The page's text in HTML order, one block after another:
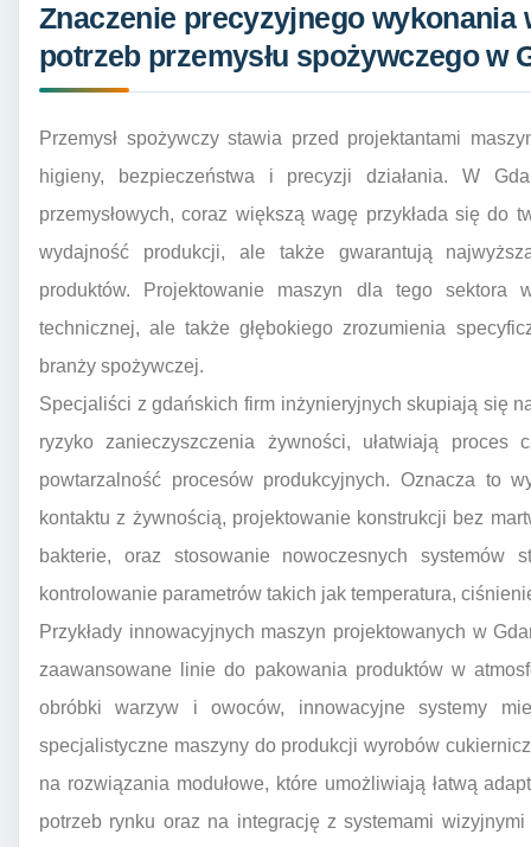
Znaczenie precyzyjnego
potrzeb przemysłu spożywczego w
Przemysł spożywczy stawia przed projektantami
higieny, bezpieczeństwa i precyzji działania. W
przemysłowych, coraz większą wagę przykłada się do
wydajność produkcji, ale także gwarantują
produktów. Projektowanie maszyn dla tego sektora
technicznej, ale także głębokiego zrozumienia
branży spożywczej.
Specjaliści z gdańskich firm inżynieryjnych skupiają się
ryzyko zanieczyszczenia żywności, ułatwiają
powtarzalność procesów produkcyjnych. Oznacza to
kontaktu z żywnością, projektowanie konstrukcji bez
bakterie, oraz stosowanie nowoczesnych systemów
kontrolowanie parametrów takich jak temperatura,
Przykłady innowacyjnych maszyn projektowanych w
zaawansowane linie do pakowania produktów w
obróbki warzyw i owoców, innowacyjne systemy
specjalistyczne maszyny do produkcji wyrobów
na rozwiązania modułowe, które umożliwiają łatwą
potrzeb rynku oraz na integrację z systemami